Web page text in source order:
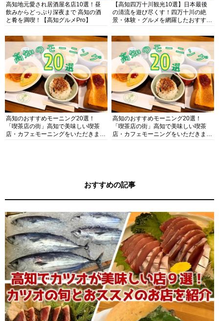
高知地元愛され居酒屋名店10選！昼
飲みからどっぷり深夜まで 高知の酒
と肴を満喫！【高知グルメPro】
【高知四万十川観光10選】日本最後
の清流を遊び尽くす！四万十川の絶
景・体験・グルメを網羅したおすすめ
高知のおすすめモーニング20選！
「喫茶店の街」高知で美味しい喫茶
店・カフェモーニングをいただきま
高知のおすすめモーニング20選！
「喫茶店の街」高知で美味しい喫茶
店・カフェモーニングをいただきま
おすすめの記事